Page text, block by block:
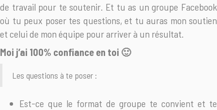
de travail pour te soutenir. Et tu as un groupe Facebook
où tu peux poser tes questions, et tu auras mon soutien
et celui de mon équipe pour arriver à un résultat.
Moi j’ai 100% confiance en toi 🙂
Les questions à te poser :
Est-ce que le format de groupe te convient et te